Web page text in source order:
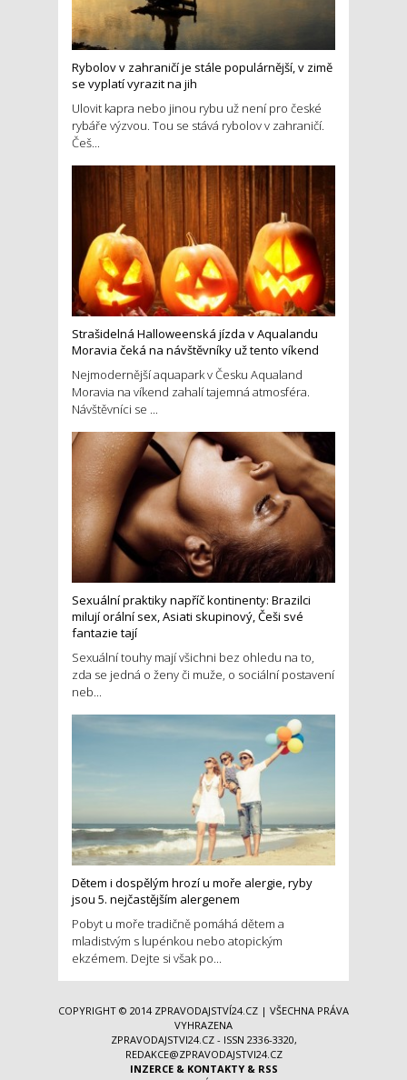
Rybolov v zahraničí je stále populárnější, v zimě
se vyplatí vyrazit na jih
Ulovit kapra nebo jinou rybu už není pro české
rybáře výzvou. Tou se stává rybolov v zahraničí.
Češ...
Strašidelná Halloweenská jízda v Aqualandu
Moravia čeká na návštěvníky už tento víkend
Nejmodernější aquapark v Česku Aqualand
Moravia na víkend zahalí tajemná atmosféra.
Návštěvníci se ...
Sexuální praktiky napříč kontinenty: Brazilci
milují orální sex, Asiati skupinový, Češi své
fantazie tají
Sexuální touhy mají všichni bez ohledu na to,
zda se jedná o ženy či muže, o sociální postavení
neb...
Dětem i dospělým hrozí u moře alergie, ryby
jsou 5. nejčastějším alergenem
Pobyt u moře tradičně pomáhá dětem a
mladistvým s lupénkou nebo atopickým
ekzémem. Dejte si však po...
COPYRIGHT © 2014 ZPRAVODAJSTVÍ24.CZ | VŠECHNA PRÁVA
VYHRAZENA
ZPRAVODAJSTVI24.CZ - ISSN 2336-3320,
REDAKCE@ZPRAVODAJSTVI24.CZ
INZERCE& KONTAKTY& RSS